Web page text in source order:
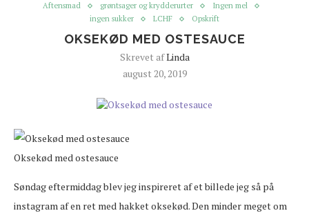
Aftensmad grøntsager og krydderurter
Ingen mel
ingen sukker
LCHF Opskrift
OKSEKØD MED OSTESAUCE
Skrevet afLinda
august 20, 2019
Oksekød med ostesauce
Søndag eftermiddag blev jeg inspireret af et billede jeg så på
instagram af en ret med hakket oksekød. Den minder meget om